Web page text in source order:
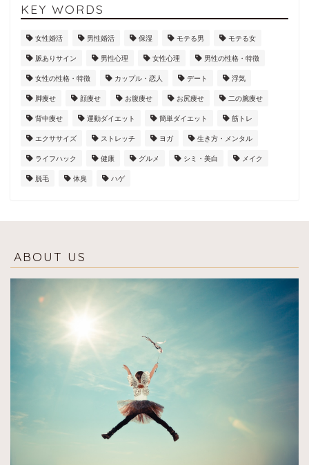
KEY WORDS
女性婚活 男性婚活 保湿 モテる男 モテる女
脈ありサイン 男性心理 女性心理 男性の性格・特徴
女性の性格・特徴 カップル・恋人 デート 浮気
脚痩せ 顔痩せ お腹痩せ お尻痩せ 二の腕痩せ
背中痩せ 運動ダイエット 簡単ダイエット 筋トレ
エクササイズ ストレッチ ヨガ 生き方・メンタル
ライフハック 健康 グルメ シミ・美白 メイク
脱毛 体臭 ハゲ
ABOUT US